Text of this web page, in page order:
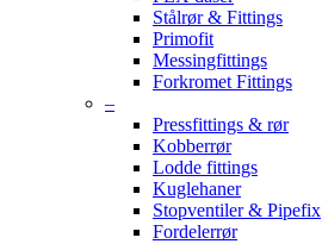
Stålrør & Fittings
Primofit
Messingfittings
Forkromet Fittings
–
Pressfittings & rør
Kobberrør
Lodde fittings
Kuglehaner
Stopventiler & Pipefix
Fordelerrør